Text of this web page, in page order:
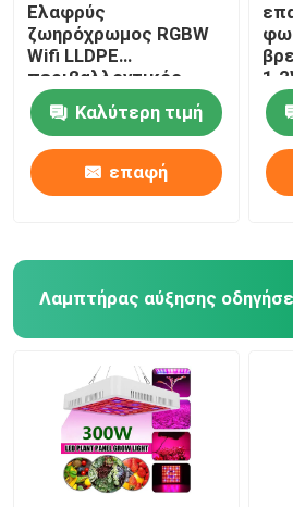
Ελαφρύς
ζωηρόχρωμος RGBW
Wifi LLDPE
περιβαλλοντικός
λαμπτήρας πλευρών
νύχτας για τα δώρα
παιδιών
Καλύτερη τιμή
επαφή
Λαμπτήρας αύξησης